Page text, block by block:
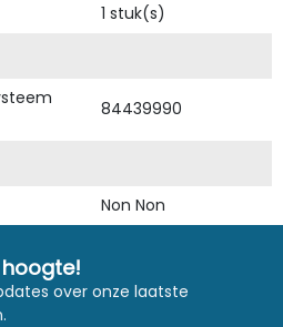
1 stuk(s)
84439990
Non Non
over onze laatste